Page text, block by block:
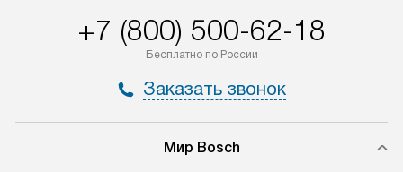
+7 (800) 500-62-18
Бесплатно по России
Заказать звонок
Мир Bosch